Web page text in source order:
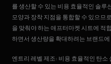
를 생산할 수 있는 비용 효율적인 솔
모양과 장착 지점을 통합할 수 있으므
을 맞춰야 하는 애프터마켓 시트에 적
하면서 생산량을 확대하려는 브랜드
엔트리 레벨 제조: 비용 효율적인 탄소